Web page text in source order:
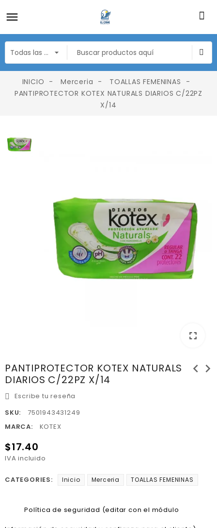
INICIO Merceria
TOALLAS FEMENINAS
PANTIPROTECTOR KOTEX NATURALS DIARIOS C/22PZ
X/14
fullscreen
PANTIPROTECTOR KOTEX NATURALS
DIARIOS C/22PZ X/14
chevron_left chevron_right
Escribe tu reseña
SKU:
7501943431249
MARCA:
KOTEX
$17.40
IVA incluido
CATEGORIES: Inicio Merceria TOALLAS FEMENINAS
Política de seguridad (editar con el módulo